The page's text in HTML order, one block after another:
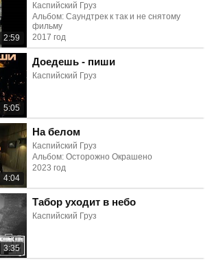
2:59
Каспийский Груз
Альбом: Саундтрек к так и не снятому
фильму
2017 год
5:05
Доедешь - пиши
Каспийский Груз
4:04
На белом
Каспийский Груз
Альбом: Осторожно Окрашено
2023 год
3:35
Табор уходит в небо
Каспийский Груз